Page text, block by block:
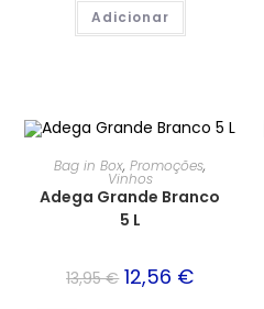
Adicionar
PROMOÇÃO!
Bag in Box,Promoções,
Vinhos
Adega Grande Branco
5 L
13,95€ 12,56 €